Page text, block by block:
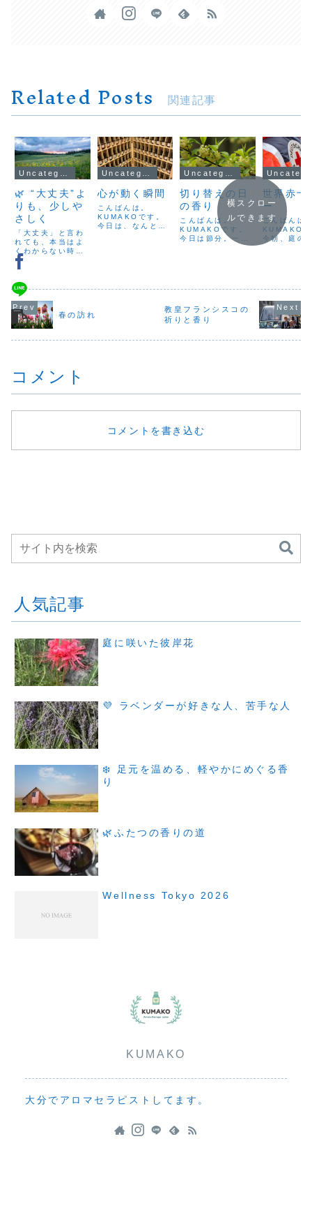
Related Posts 関連記事
Uncategorized
🌿 “大丈夫”よ
りも、少しや
さしく
「大丈夫」と言わ
れても、本当はよ
くわからない時が
あります。どのく
らいしんどいの
動けないのか。限
界の少し手前で、
「まだ大丈夫」と
自分に言い聞かせ
てしまうこともあ
本当に大切なの
Uncategorized
心が動く瞬間
こんばんは。
KUMAKOです。
今日は、なんとな
ズマリー、フラン
ンドした香りを、
そっと鼻先に近づ
けて吸い込んだそ
Uncategorized
切り替えの日
の香り
こんばんは。
KUMAKOです。
今日は節分。一年
の区切りの日です
年と言われている
人も、一律で今日
世界赤十
ー
こんばん
KUMAKO
今朝、庭の
ち上がるの
辞儀をする
苦労。普段
り前にでき
横スクロー
ルできます
春の訪れ
教皇フランシスコの
祈りと香り
コメント
コメントを書き込む
人気記事
庭に咲いた彼岸花
💜 ラベンダーが好きな人、苦手な人
❄️ 足元を温める、軽やかにめぐる香
り
🌿ふたつの香りの道
Wellness Tokyo 2026
KUMAKO
大分でアロマセラピストしてます。